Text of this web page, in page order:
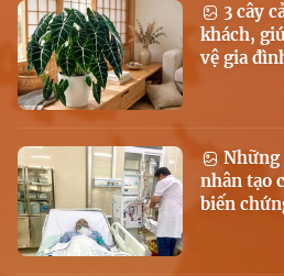
3 cây
khách,
vệ gia
Những
nhân tạo
biến